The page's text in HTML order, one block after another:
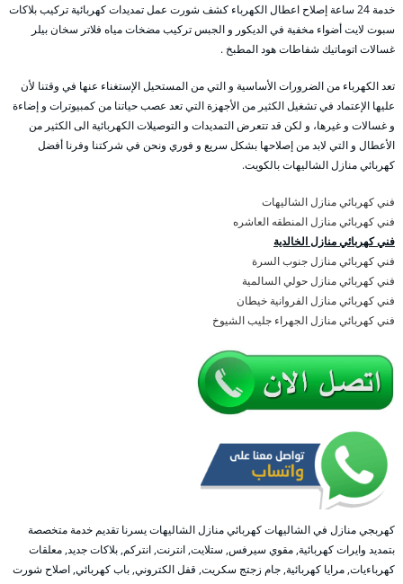
خدمة 24 ساعة إصلاح اعطال الكهرباء كشف شورت عمل تمديدات كهربائية تركيب بلاكات
سبوت لايت أضواء مخفية في الديكور و الجبس تركيب مضخات مياه فلاتر سخان بيلر
غسالات اتوماتيك شفاطات هود المطبخ .
تعد الكهرباء من الضرورات الأساسية و التي من المستحيل الإستغناء عنها في وقتنا لأن
عليها الإعتماد في تشغيل الكثير من الأجهزة التي تعد عصب حياتنا من كمبيوترات و إضاءة
و غسالات و غيرها، و لكن قد تتعرض التمديدات و التوصيلات الكهربائية الى الكثير من
الأعطال و التي لابد من إصلاحها بشكل سريع و فوري ونحن في شركتنا وفرنا أفضل
كهربائي منازل الشاليهات بالكويت.
فني كهربائي منازل الشاليهات
فني كهربائي منازل المنطقه العاشره
فني كهربائي منازل الخالدية
فني كهربائي منازل جنوب السرة
فني كهربائي منازل حولي السالمية
فني كهربائي منازل الفروانية خيطان
فني كهربائي منازل الجهراء جليب الشيوخ
كهربجي منازل في الشاليهات كهربائي منازل الشاليهات يسرنا تقديم خدمة متخصصة
بتمديد وايرات كهربائية, مقوي سيرفس, ستلايت, انترنت, انتركم, بلاكات جديد, معلقات
كهرباءيات, مرايا كهربائية, جام زجتج سكريت, قفل الكتروني, باب كهربائي, اصلاح شورت